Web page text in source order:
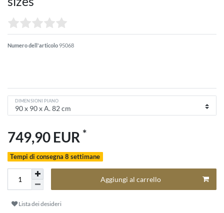
Numero dell'articolo 95068
DIMENSIONI PIANO
749,90 EUR *
Tempi di consegna 8 settimane
Aggiungi al carrello
Lista dei desideri